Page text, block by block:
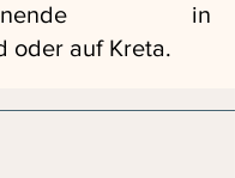
in
oder auf Kreta.